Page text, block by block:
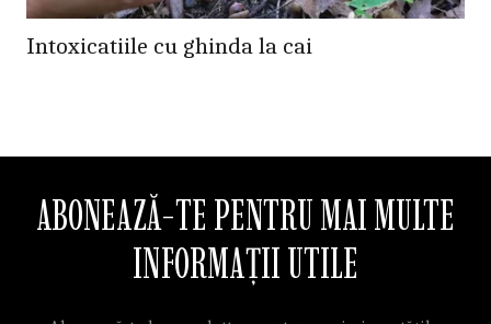
Intoxicatiile cu ghinda la cai
ABONEAZĂ-TE PENTRU MAI MULTE
INFORMAȚII UTILE